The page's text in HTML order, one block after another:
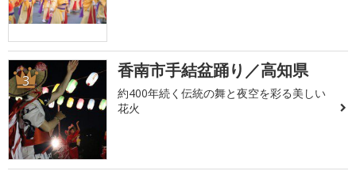
3 香南市手結盆踊り／高知県
約400年続く伝統の舞と夜空を彩る美しい
花火